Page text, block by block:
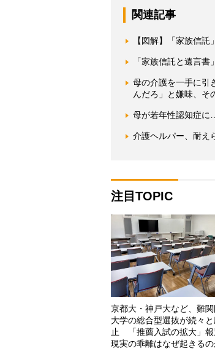
関連記事
【図解】「家族信
「家族信託と遺言
母の介護を一手に引
んだろ」と嫌味、そ
母が若年性認知症
介護ヘルパー、耐え
注目TOPIC
京都大・神戸大など、難
大学の総合型選抜が続々
止 「推薦入試の拡大」報
現実の乖離はなぜ起きる